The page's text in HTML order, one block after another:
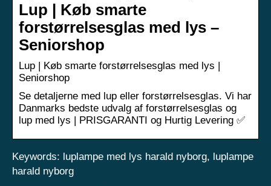
Lup | Køb smarte
forstørrelsesglas med lys –
Seniorshop
Lup | Køb smarte forstørrelsesglas med lys |
Seniorshop
Se detaljerne med lup eller forstørrelsesglas. Vi har
Danmarks bedste udvalg af forstørrelsesglas og
lup med lys | PRISGARANTI og Hurtig Levering ✅
Keywords: luplampe med lys harald nyborg, luplampe
harald nyborg